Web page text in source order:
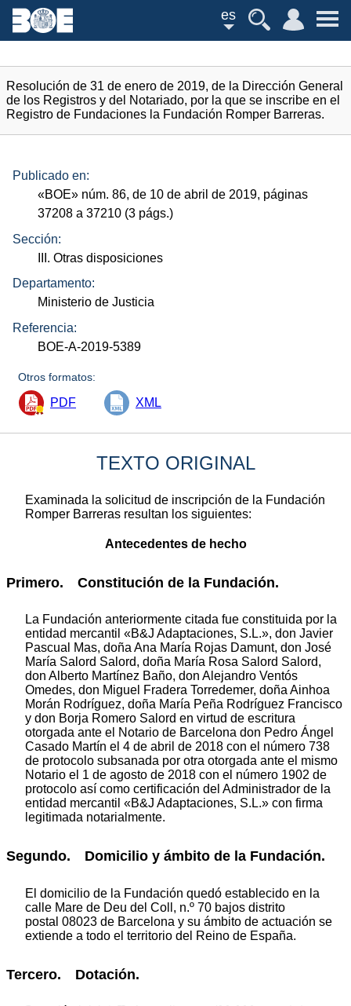
es
Resolución de 31 de enero de 2019, de la Dirección General
de los Registros y del Notariado, por la que se inscribe en el
Registro de Fundaciones la Fundación Romper Barreras.
Publicado en:
«BOE» núm. 86, de 10 de abril de 2019, páginas
37208 a 37210 (3 págs.)
Sección:
III. Otras disposiciones
Departamento:
Ministerio de Justicia
Referencia:
BOE-A-2019-5389
Otros formatos:
PDF XML
TEXTO ORIGINAL
Examinada la solicitud de inscripción de la Fundación
Romper Barreras resultan los siguientes:
Antecedentes de hecho
Primero. Constitución de la Fundación.
La Fundación anteriormente citada fue constituida por la
entidad mercantil «B&J Adaptaciones, S.L.», don Javier
Pascual Mas, doña Ana María Rojas Damunt, don José
María Salord Salord, doña María Rosa Salord Salord,
don Alberto Martínez Baño, don Alejandro Ventós
Omedes, don Miguel Fradera Torredemer, doña Ainhoa
Morán Rodríguez, doña María Peña Rodríguez Francisco
y don Borja Romero Salord en virtud de escritura
otorgada ante el Notario de Barcelona don Pedro Ángel
Casado Martín el 4 de abril de 2018 con el número 738
de protocolo subsanada por otra otorgada ante el mismo
Notario el 1 de agosto de 2018 con el número 1902 de
protocolo así como certificación del Administrador de la
entidad mercantil «B&J Adaptaciones, S.L.» con firma
legitimada notarialmente.
Segundo. Domicilio y ámbito de la Fundación.
El domicilio de la Fundación quedó establecido en la
calle Mare de Deu del Coll, n.º 70 bajos distrito
postal 08023 de Barcelona y su ámbito de actuación se
extiende a todo el territorio del Reino de España.
Tercero. Dotación.